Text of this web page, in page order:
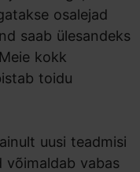
osalejad
saab ülesandeks
kokk
toidu
uusi teadmisi
võimaldab vabas